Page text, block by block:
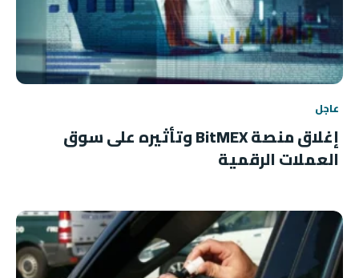
عاجل
إغلاق منصة BitMEX وتأثيره على سوق
العملات الرقمية